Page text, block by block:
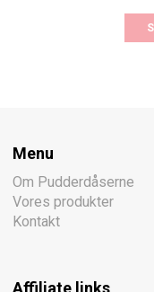
Menu
Om Pudderdåserne
Vores produkter
Kontakt